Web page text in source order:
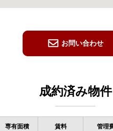
お問い合わせ
成約済み物件
専有面積 賃料 管理